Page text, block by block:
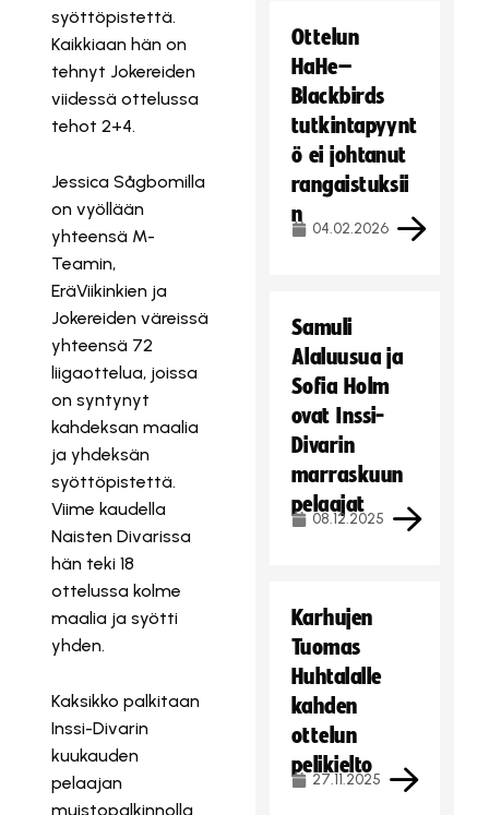
syöttöpistettä.
Kaikkiaan hän on
tehnyt Jokereiden
viidessä ottelussa
tehot 2+4.
Jessica Sågbomilla
on vyöllään
yhteensä M-
Teamin,
EräViikinkien ja
Jokereiden väreissä
yhteensä 72
liigaottelua, joissa
on syntynyt
kahdeksan maalia
ja yhdeksän
syöttöpistettä.
Viime kaudella
Naisten Divarissa
hän teki 18
ottelussa kolme
maalia ja syötti
yhden.
Kaksikko palkitaan
Inssi-Divarin
kuukauden
pelaajan
muistopalkinnolla
Ottelun
HaHe–
Blackbirds
tutkintapyynt
ö ei johtanut
rangaistuksii
n
04.02.2026
Samuli
Alaluusua ja
Sofia Holm
ovat Inssi-
Divarin
marraskuun
pelaajat
08.12.2025
Karhujen
Tuomas
Huhtalalle
kahden
ottelun
pelikielto
27.11.2025